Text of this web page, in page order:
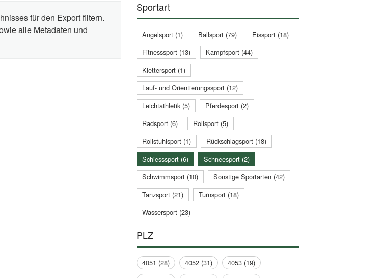
für den Export filtern.
alle Metadaten und
Sportart
Angelsport (1) Ballsport (79)
Eissport (18)
Fitnesssport (13)
Kampfsport (44)
Klettersport (1)
Lauf- und Orientierungssport (12)
Leichtathletik (5)
Pferdesport (2)
Radsport (6)
Rollsport (5)
Rollstuhlsport (1)
Rückschlagsport (18)
Schiesssport (6)
Schneesport (2)
Schwimmsport (10)
Sonstige Sportarten (42)
Tanzsport (21)
Turnsport (18)
Wassersport (23)
PLZ
4051 (28) 4052 (31)
4053 (19)